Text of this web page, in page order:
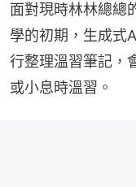
面對現時林林總總
學的初期，生成式
行整理溫習筆記，
或小息時溫習。